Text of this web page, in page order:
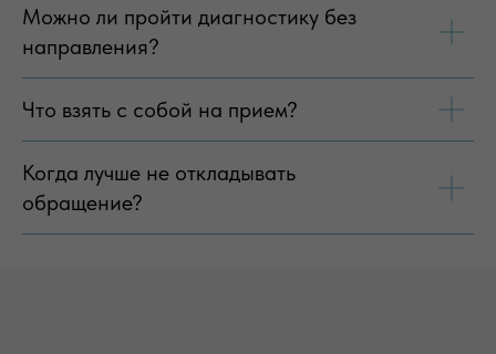
Можно ли пройти диагностику без
направления?
Что взять с собой на прием?
Когда лучше не откладывать
обращение?